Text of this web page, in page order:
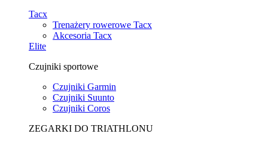
Tacx
Trenażery rowerowe Tacx
Akcesoria Tacx
Elite
Czujniki sportowe
Czujniki Garmin
Czujniki Suunto
Czujniki Coros
ZEGARKI DO TRIATHLONU